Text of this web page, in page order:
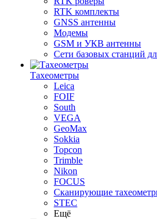
RTK комплекты
GNSS антенны
Модемы
GSM и УКВ антенны
Сети базовых станций
Тахеометры
Leica
FOIF
South
VEGA
GeoMax
Sokkia
Topcon
Trimble
Nikon
FOCUS
Сканирующие
STEC
Ещё